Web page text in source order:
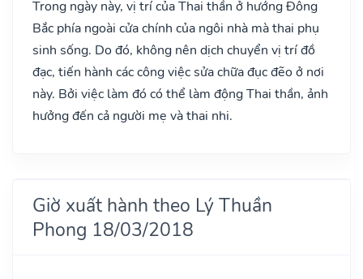
Trong ngày này, vị trí của Thai thần ở hướng Đông
Bắc phía ngoài cửa chính của ngôi nhà mà thai phụ
sinh sống. Do đó, không nên dịch chuyển vị trí đồ
đạc, tiến hành các công việc sửa chữa đục đẽo ở nơi
này. Bởi việc làm đó có thể làm động Thai thần, ảnh
hưởng đến cả người mẹ và thai nhi.
Giờ xuất hành theo Lý Thuần
Phong 18/03/2018